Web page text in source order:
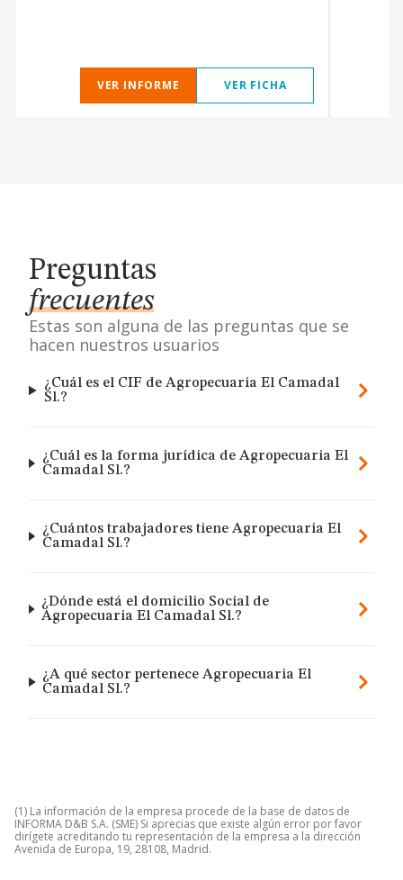
VER INFORME VER FICHA
Preguntas
frecuentes
Estas son alguna de las preguntas que se
hacen nuestros usuarios
¿Cuál es el CIF de Agropecuaria El Camadal
Sl.?
¿Cuál es la forma jurídica de Agropecuaria El
Camadal Sl.?
¿Cuántos trabajadores tiene Agropecuaria El
Camadal Sl.?
¿Dónde está el domicilio Social de
Agropecuaria El Camadal Sl.?
¿A qué sector pertenece Agropecuaria El
Camadal Sl.?
(1) La información de la empresa procede de la base de datos de
INFORMA D&B S.A. (SME) Si aprecias que existe algún error por favor
dirígete acreditando tu representación de la empresa a la dirección
Avenida de Europa, 19, 28108, Madrid.